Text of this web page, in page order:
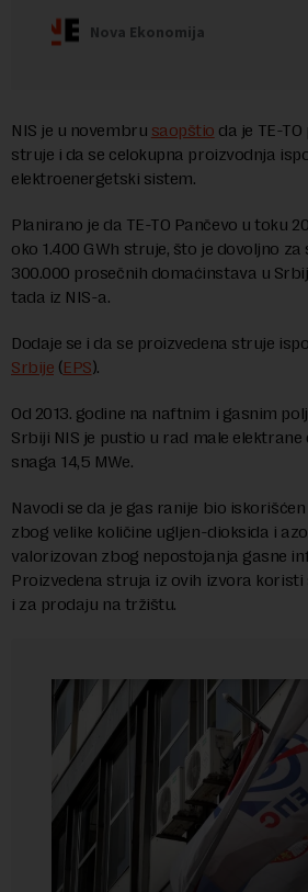
NIS je u novembru saopštio da je TE-
struje i da se celokupna proizvodnja
elektroenergetski sistem.
Planirano je da TE-TO Pančevo u toku
oko 1.400 GWh struje, što je dovoljno
300.000 prosečnih domaćinstava u
tada iz NIS-a.
Dodaje se i da se proizvedena struje
Srbije (EPS).
Od 2013. godine na naftnim i gasnim
Srbiji NIS je pustio u rad male
snaga 14,5 MWe.
Navodi se da je gas ranije bio
zbog velike količine ugljen-dioksida i
valorizovan zbog nepostojanja gasne
Proizvedena struja iz ovih izvora koristi
i za prodaju na tržištu.